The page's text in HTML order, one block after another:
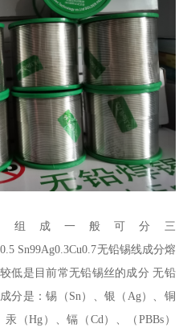
组成一般可分三
Sn99Ag0.3Cu0.7无铅锡线成分熔
低是目前常无铅锡丝的成分 无铅
分是：锡（Sn）、银（Ag）、铜
（Hg）、镉（Cd）、（PBBs）